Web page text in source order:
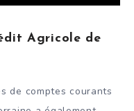
Agricole de
de comptes courants